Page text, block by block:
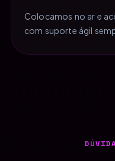
Colocamos no ar e
com suporte ágil